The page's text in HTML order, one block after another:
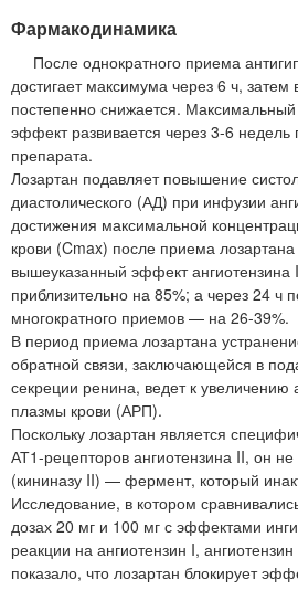
Фармакодинамика
После однократного приема
достигает максимума через 6 ч, затем
постепенно снижается. Максимальный
эффект развивается через 3-6
препарата.
Лозартан подавляет повышение
диастолического (АД) при инфузии
достижения максимальной
крови (Cmax) после приема
вышеуказанный эффект ангиотензина
приблизительно на 85%; а через 24 ч
многократного приемов — на 26-39%.
В период приема лозартана
обратной связи, заключающейся в
секреции ренина, ведет к увеличению
плазмы крови (АРП).
Поскольку лозартан является
АТ1-рецепторов ангиотензина II, он
(кининазу II) — фермент, который
Исследование, в котором
дозах 20 мг и 100 мг с эффектами
реакции на ангиотензин I,
показало, что лозартан блокирует